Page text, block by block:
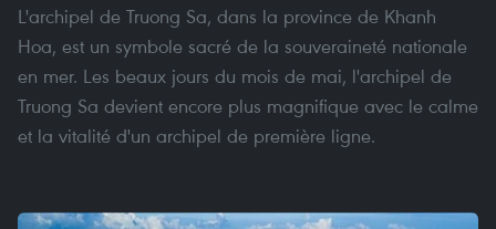
L'archipel de Truong Sa, dans la province de Khanh
Hoa, est un symbole sacré de la souveraineté nationale
en mer. Les beaux jours du mois de mai, l'archipel de
Truong Sa devient encore plus magnifique avec le calme
et la vitalité d'un archipel de première ligne.